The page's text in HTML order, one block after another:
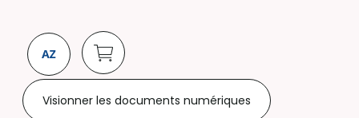
Visionner les documents numériques